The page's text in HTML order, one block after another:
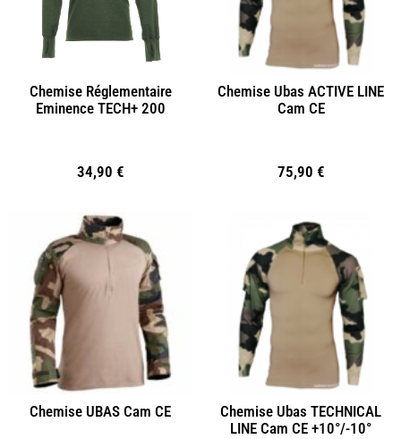
Chemise Réglementaire
Eminence TECH+ 200
34,90 €
Chemise Ubas ACTIVE LINE
Cam CE
75,90 €
Chemise UBAS Cam CE
Chemise Ubas TECHNICAL
LINE Cam CE +10°/-10°